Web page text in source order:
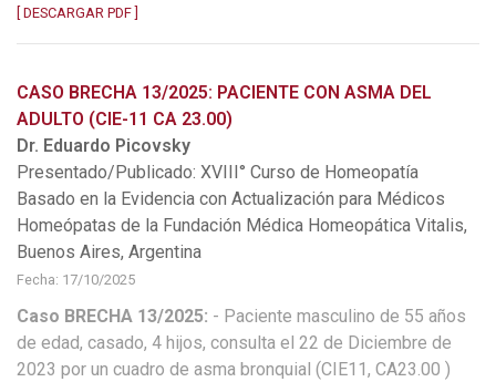
[ DESCARGAR PDF ]
CASO BRECHA 13/2025: PACIENTE CON ASMA DEL
ADULTO (CIE-11 CA 23.00)
Dr. Eduardo Picovsky
Presentado/Publicado: XVIII° Curso de Homeopatía
Basado en la Evidencia con Actualización para Médicos
Homeópatas de la Fundación Médica Homeopática Vitalis,
Buenos Aires, Argentina
Fecha: 17/10/2025
Caso BRECHA 13/2025: - Paciente masculino de 55 años
de edad, casado, 4 hijos, consulta el 22 de Diciembre de
2023 por un cuadro de asma bronquial (CIE11, CA23.00 )